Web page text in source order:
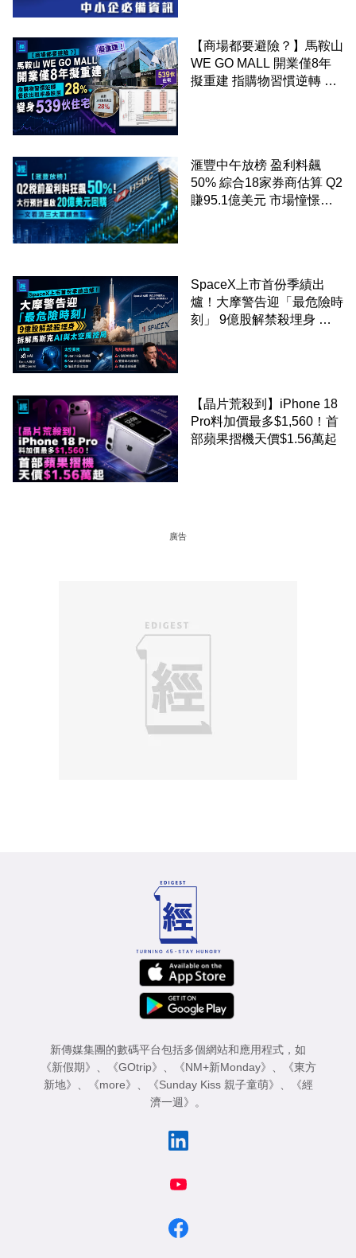
【商場都要避險？】馬鞍山
WE GO MALL 開業僅8年
擬重建 指購物習慣逆轉 餐
滙豐中午放榜 盈利料飆
50% 綜合18家券商估算 Q2
賺95.1億美元 市場憧憬重
SpaceX上市首份季績出
爐！大摩警告迎「最危險時
刻」 9億股解禁殺埋身 拆
【晶片荒殺到】iPhone 18
Pro料加價最多$1,560！首
部蘋果摺機天價$1.56萬起
廣告
新傳媒集團的數碼平台包括多個網站和應用程式，如
《新假期》
《GOtrip》 《NM+新Monday》
《東方
新地》
《more》 《Sunday Kiss 親子童萌》
《經
濟一週》
。